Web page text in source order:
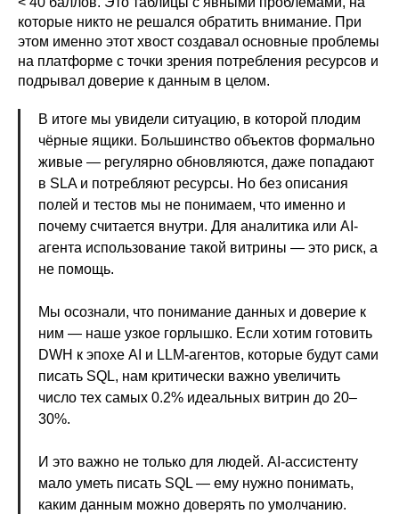
которые никто не решался обратить внимание. При
этом именно этот хвост создавал основные проблемы
на платформе с точки зрения потребления ресурсов и
подрывал доверие к данным в целом.
В итоге мы увидели ситуацию, в которой плодим
чёрные ящики. Большинство объектов формально
живые — регулярно обновляются, даже попадают
в SLA и потребляют ресурсы. Но без описания
полей и тестов мы не понимаем, что именно и
почему считается внутри. Для аналитика или AI-
агента использование такой витрины — это риск, а
не помощь.
Мы осознали, что понимание данных и доверие к
ним — наше узкое горлышко. Если хотим готовить
DWH к эпохе AI и LLM-агентов, которые будут сами
писать SQL, нам критически важно увеличить
число тех самых 0.2% идеальных витрин до 20–
30%.
И это важно не только для людей. AI-ассистенту
мало уметь писать SQL — ему нужно понимать,
каким данным можно доверять по умолчанию.